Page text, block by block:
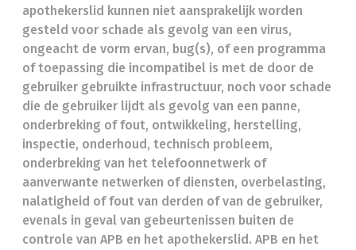
apothekerslid kunnen niet aansprakelijk worden
gesteld voor schade als gevolg van een virus,
ongeacht de vorm ervan, bug(s), of een programma
of toepassing die incompatibel is met de door de
gebruiker gebruikte infrastructuur, noch voor schade
die de gebruiker lijdt als gevolg van een panne,
onderbreking of fout, ontwikkeling, herstelling,
inspectie, onderhoud, technisch probleem,
onderbreking van het telefoonnetwerk of
aanverwante netwerken of diensten, overbelasting,
nalatigheid of fout van derden of van de gebruiker,
evenals in geval van gebeurtenissen buiten de
controle van APB en het apothekerslid. APB en het